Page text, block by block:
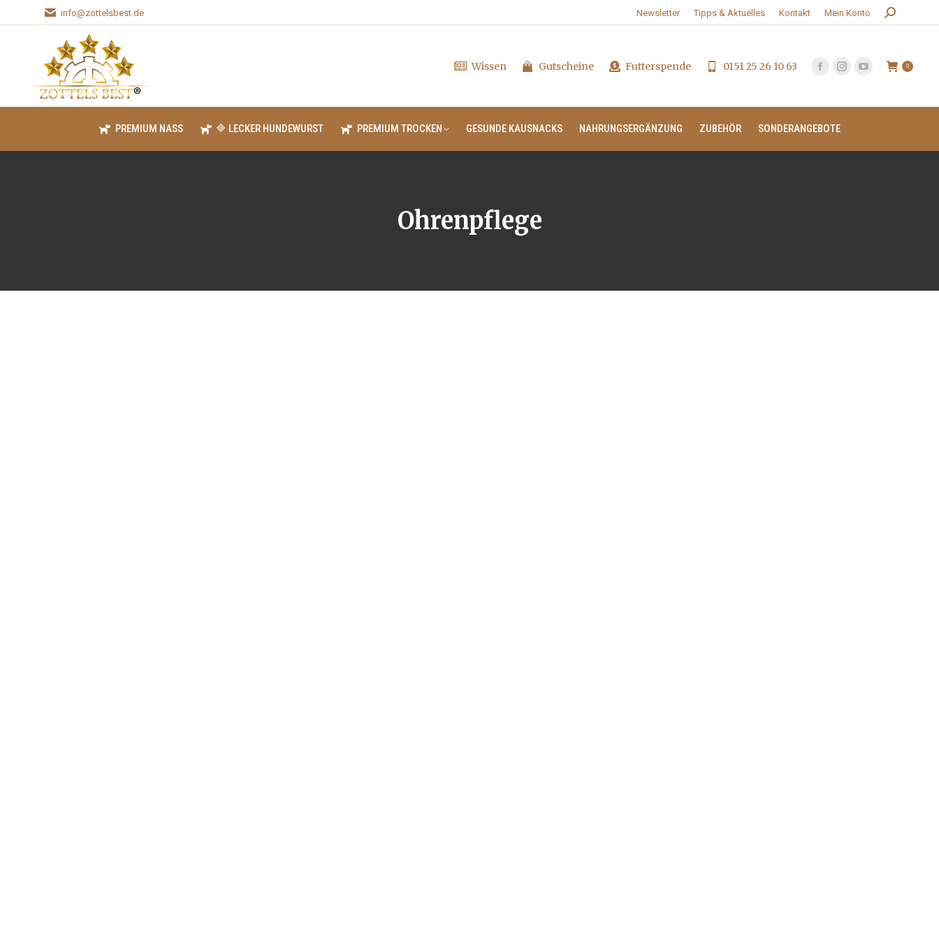
info@zottelsbest.de Newsletter Tipps & Aktuelles Kontakt Mein Konto Search:
Wissen Gutscheine Futterspende 0151 25 26 10 63 0
PREMIUM NASS 🔷 LECKER HUNDEWURST PREMIUM TROCKEN GESUNDE KAUSNACKS NAHRUNGSERGÄNZUNG ZUBEHÖR SONDERANGEBOTE
Ohrenpflege